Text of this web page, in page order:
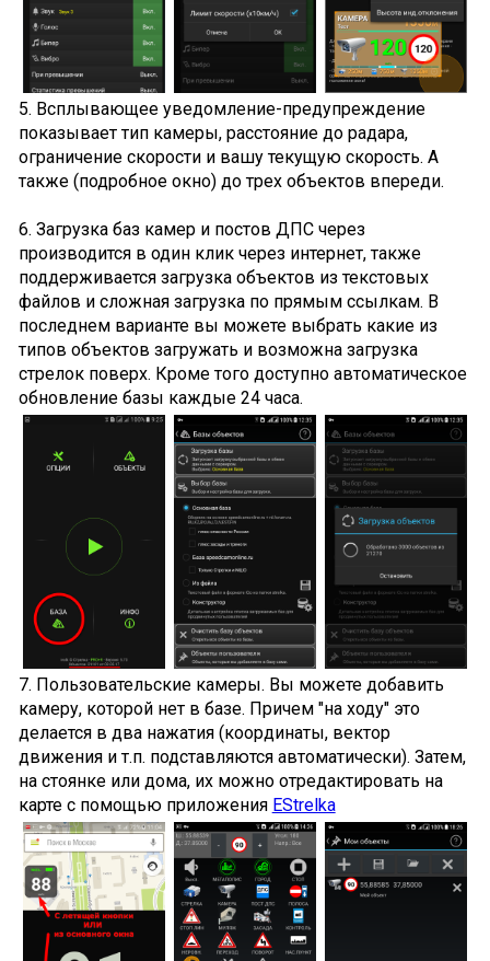
5. Всплывающее уведомление-предупреждение
показывает тип камеры, расстояние до радара,
ограничение скорости и вашу текущую скорость. А
также (подробное окно) до трех объектов впереди.
6. Загрузка баз камер и постов ДПС через
производится в один клик через интернет, также
поддерживается загрузка объектов из текстовых
файлов и сложная загрузка по прямым ссылкам. В
последнем варианте вы можете выбрать какие из
типов объектов загружать и возможна загрузка
стрелок поверх. Кроме того доступно автоматическое
обновление базы каждые 24 часа.
7. Пользовательские камеры. Вы можете добавить
камеру, которой нет в базе. Причем "на ходу" это
делается в два нажатия (координаты, вектор
движения и т.п. подставляются автоматически). Затем,
на стоянке или дома, их можно отредактировать на
карте с помощью приложения EStrelka